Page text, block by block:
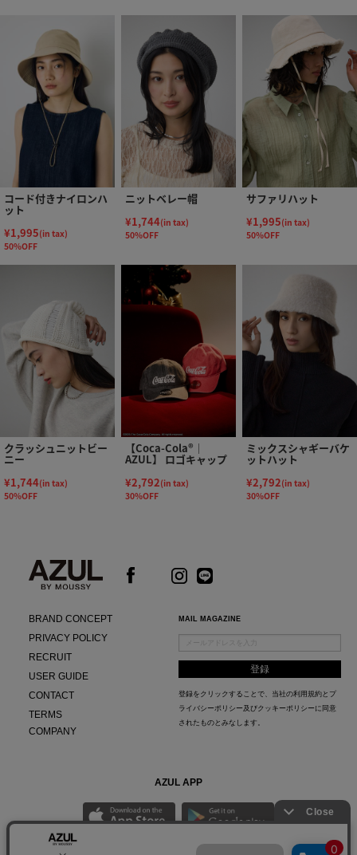
コード付きナイロンハ
ット
¥1,995(in tax)
50%OFF
ニットベレー帽
¥1,744(in tax)
50%OFF
サファリハット
¥1,995(in tax)
50%OFF
クラッシュニットビー
ニー
¥1,744(in tax)
50%OFF
【Coca-Cola®｜
AZUL】 ロゴキャップ
¥2,792(in tax)
30%OFF
ミックスシャギーバケ
ットハット
¥2,792(in tax)
30%OFF
BRAND CONCEPT
PRIVACY POLICY
RECRUIT
USER GUIDE
CONTACT
TERMS
COMPANY
MAIL MAGAZINE
登録をクリックすることで、当社の利用規約と プ
ライバシーポリシー及びクッキーポリシー に同意
されたものとみなします。
AZUL APP